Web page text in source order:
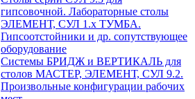
гипсовочной. Лабораторные столы
ЭЛЕМЕНТ, СУЛ 1.х ТУМБА.
Гипсоотстойники и др. сопутствующее
оборудование
Системы БРИДЖ и ВЕРТИКАЛЬ для
столов МАСТЕР, ЭЛЕМЕНТ, СУЛ 9.2.
Произвольные конфигурации рабочих